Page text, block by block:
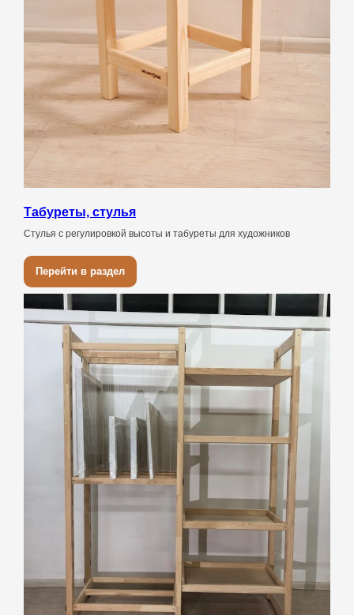
Табуреты, стулья
Стулья с регулировкой высоты и табуреты для художников
Перейти в раздел